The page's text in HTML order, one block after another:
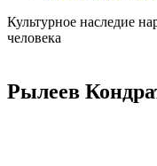
Культурное наследие
человека
Рылеев